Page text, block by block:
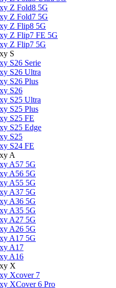
Z Fold8 5G
Z Fold7 5G
Z Flip8 5G
Z Flip7 FE 5G
Z Flip7 5G
S
S26 Serie
S26 Ultra
S26 Plus
S26
S25 Ultra
S25 Plus
S25 FE
S25 Edge
S25
S24 FE
A
A57 5G
A56 5G
A55 5G
A37 5G
A36 5G
A35 5G
A27 5G
A26 5G
A17 5G
A17
A16
X
Xcover 7
XCover 6 Pro